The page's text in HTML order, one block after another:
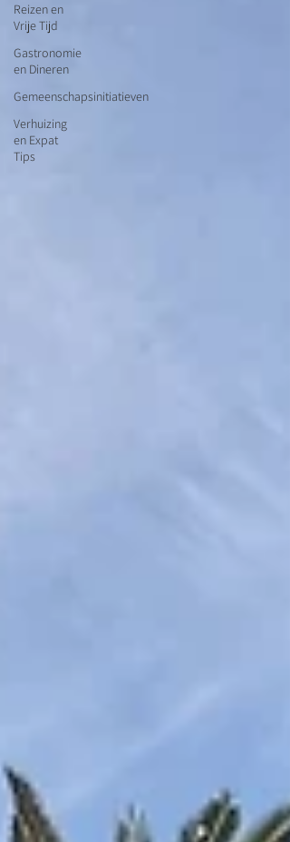
Reizen en
Vrije Tijd
Gastronomie
en Dineren
Gemeenschapsinitiatieven
Verhuizing
en Expat
Tips